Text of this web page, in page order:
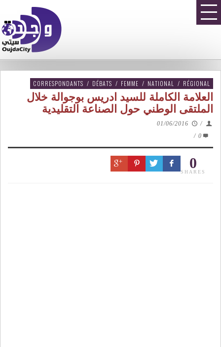
CORRESPONDANTS / DÉBATS / FEMME / NATIONAL / RÉGIONAL
العلامة الكاملة للسيد ادريس بوجوالة خلال
الملتقى الوطني حول الصناعة التقليدية
/
01/06/2016
0
/
0
SHARES